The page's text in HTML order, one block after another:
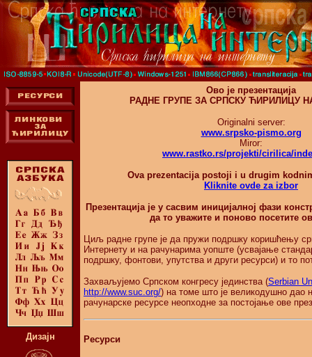
Дизајн
Ово је презентација
РАДНЕ ГРУПЕ ЗА СРПСКУ ЋИРИЛИЦУ
Originalni server:
www.srpsko-pismo.org
Miror:
www.rastko.rs/projekti/cirilica/
Ova prezentacija postoji i u drugim
Kliknite ovde za izbor
Презентација је у сасвим иницијалној фази
да то уважите и поново посетите
Циљ радне групе је да пружи подршку коришћењу
Интернету и на рачунарима уопште (усвајање
подршку, фонтови, упутства и други ресурси) и то
Захваљујемо Српском конгресу јединства (Serbian
http://www.suc.org/) на томе што је великодушно дао
рачунарске ресурсе неопходне за постојање ове
Ресурси